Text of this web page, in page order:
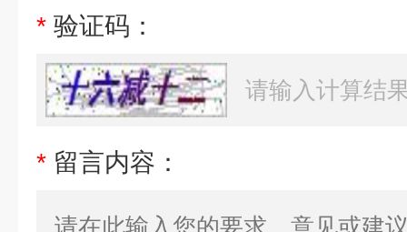
* 验证码：
* 留言内容：